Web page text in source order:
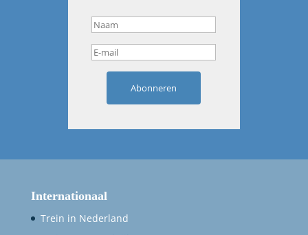
Abonneren
Internationaal
Trein in Nederland